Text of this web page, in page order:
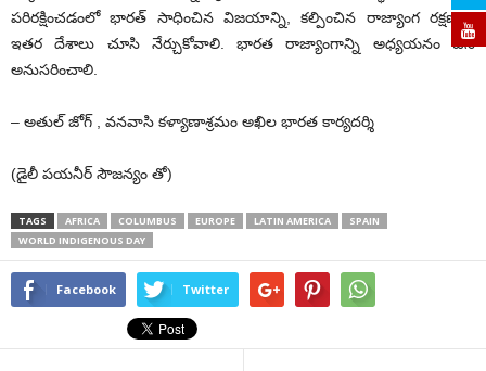
పరిరక్షించడంలో భారత్ సాధించిన విజయాన్ని, కల్పించిన రాజ్యాంగ రక్షణను
ఇతర దేశాలు చూసి నేర్చుకోవాలి. భారత రాజ్యాంగాన్ని అధ్యయనం చేసి
అనుసరించాలి.
– అతుల్ జోగ్ , వనవాసి కళ్యాణాశ్రమం అఖిల భారత కార్యదర్శి
(డైలీ పయనీర్ సౌజన్యం తో)
TAGS AFRICA COLUMBUS EUROPE LATIN AMERICA
SPAIN
WORLD INDIGENOUS DAY
Facebook Twitter